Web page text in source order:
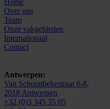
Home
Over ons
Team
Onze vakgebieden
Internationaal
Contact
Antwerpen:
Van Schoonbekestraat 6-8,
2018 Antwerpen
+32 (0)3 345 35 05